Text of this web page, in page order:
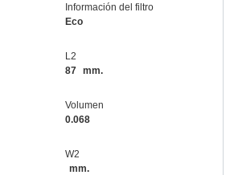
Información del filtro
Eco
L2
87 mm.
Volumen
0.068
W2
mm.